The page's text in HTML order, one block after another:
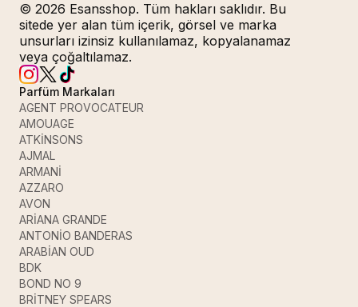
© 2026 Esansshop. Tüm hakları saklıdır. Bu
sitede yer alan tüm içerik, görsel ve marka
unsurları izinsiz kullanılamaz, kopyalanamaz
veya çoğaltılamaz.
Parfüm Markaları
AGENT PROVOCATEUR
AMOUAGE
ATKİNSONS
AJMAL
ARMANİ
AZZARO
AVON
ARİANA GRANDE
ANTONİO BANDERAS
ARABİAN OUD
BDK
BOND NO 9
BRİTNEY SPEARS